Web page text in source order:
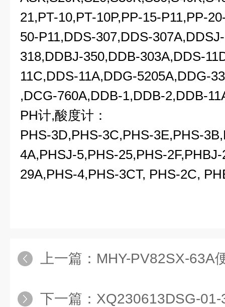
21,PT-10,PT-10P,PP-15-P11,PP-
50-P11,DDS-307,DDS-
318,DDBJ-350,DDB-303A,DDS-
11C,DDS-11A,DDG-5205A,DDG-
,DCG-760A,DDB-1,DDB-2,DDB-
PH计,酸度计：
PHS-3D,PHS-3C,PHS-3E,PHS-
4A,PHSJ-5,PHS-25,PHS-
29A,PHS-4,PHS-3CT, PHS-2C,
上一篇： MHY-PV82SX-63A便
下一篇： XQ230613DSG-01-